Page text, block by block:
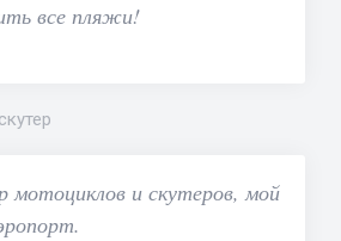
все пляжи!
мотоциклов и скутеров, мой